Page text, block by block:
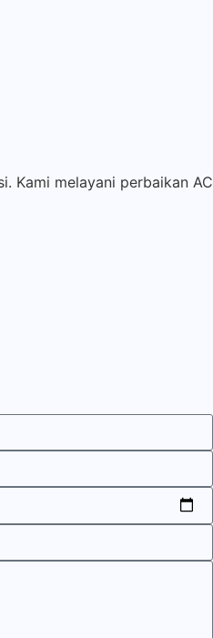
Kami melayani perbaikan AC